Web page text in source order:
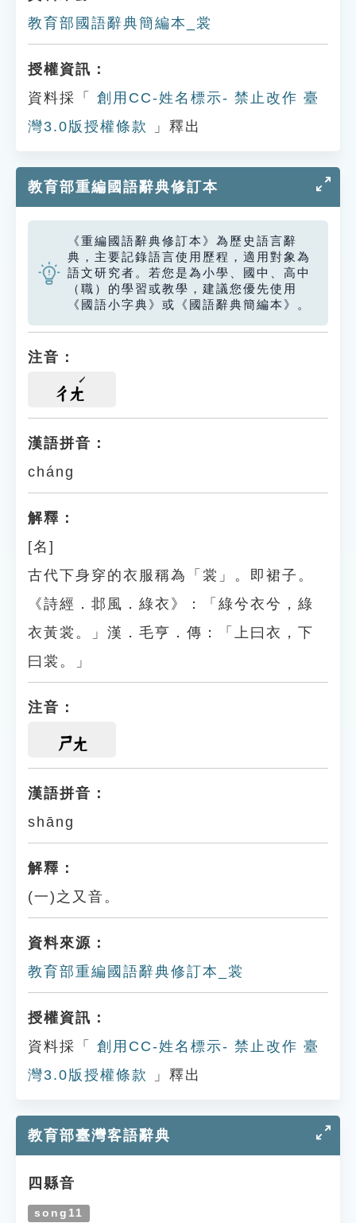
教育部國語辭典簡編本_裳
授權資訊：
資料採「
創用CC-姓名標示- 禁止改作 臺
灣3.0版授權條款
」釋出
教育部重編國語辭典修訂本
《重編國語辭典修訂本》為歷史語言辭
典，主要記錄語言使用歷程，適用對象為
語文研究者。若您是為小學、國中、高中
（職）的學習或教學，建議您優先使用
《國語小字典》或《國語辭典簡編本》。
注音：
ㄔㄤ
漢語拼音：
cháng
解釋：
[名]
古代下身穿的衣服稱為「裳」。即裙子。
《詩經．邶風．綠衣》：「綠兮衣兮，綠
衣黃裳。」漢．毛亨．傳：「上曰衣，下
曰裳。」
注音：
ㄕㄤ
漢語拼音：
shāng
解釋：
(一)之又音。
資料來源：
教育部重編國語辭典修訂本_裳
授權資訊：
資料採「
創用CC-姓名標示- 禁止改作 臺
灣3.0版授權條款
」釋出
教育部臺灣客語辭典
四縣音
song11